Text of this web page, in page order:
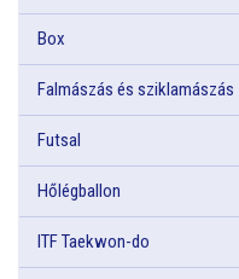
Box
Falmászás és sziklamászás
Futsal
Hőlégballon
ITF Taekwon-do